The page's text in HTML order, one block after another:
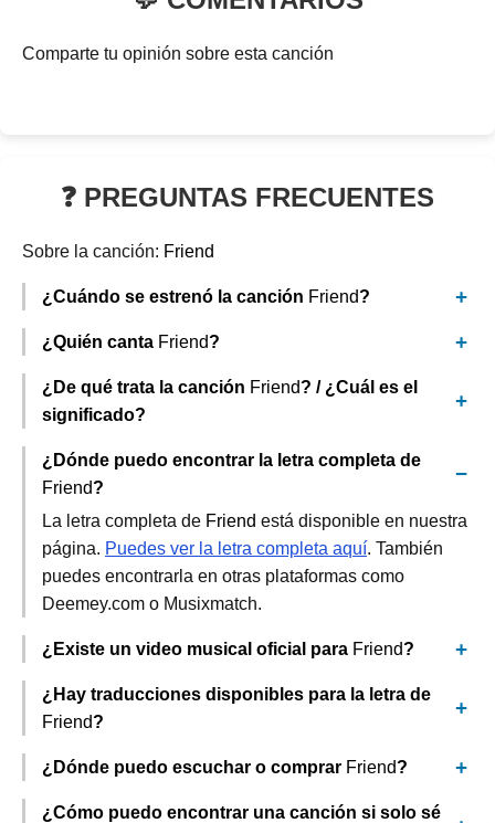
Comparte tu opinión sobre esta canción
❓ PREGUNTAS FRECUENTES
Sobre la canción: Friend
¿Cuándo se estrenó la canción Friend?
¿Quién canta Friend?
¿De qué trata la canción Friend? / ¿Cuál es el
significado?
¿Dónde puedo encontrar la letra completa de
Friend?
La letra completa de Friend está disponible en nuestra
página. Puedes ver la letra completa aquí. También
puedes encontrarla en otras plataformas como
Deemey.com o Musixmatch.
¿Existe un video musical oficial para Friend?
¿Hay traducciones disponibles para la letra de
Friend?
¿Dónde puedo escuchar o comprar Friend?
¿Cómo puedo encontrar una canción si solo sé